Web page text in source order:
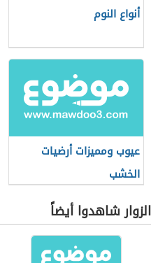
أنواع النوم
عيوب ومميزات أرضيات
الخشب
الزوار شاهدوا أيضاً